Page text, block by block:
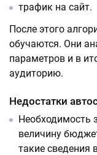
трафик на сайт.
После этого
обучаются. Они
параметров и в
аудиторию.
Недостатки
Необходимость
величину
такие сведения